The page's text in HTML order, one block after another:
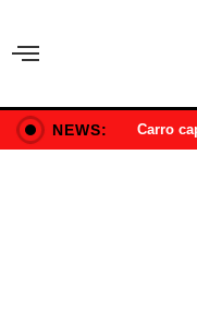
NEWS: Carro